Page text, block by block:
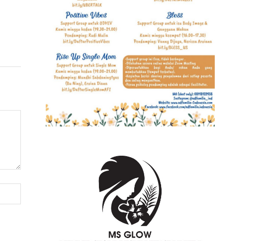
PENGABDIAN MASYARAKAT DI
INDRAMAYU,...
6 Agustus, 2026, 18:46
GIANNI INFANTINO...
6 Agustus, 2026, 18:36